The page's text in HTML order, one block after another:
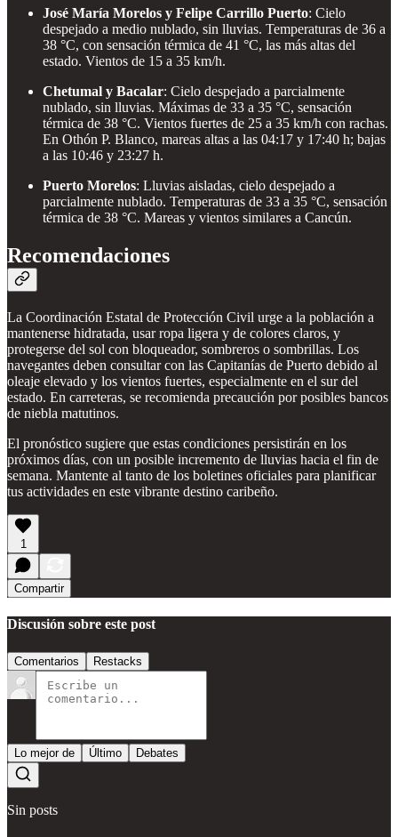
José María Morelos y Felipe Carrillo Puerto: Cielo
despejado a medio nublado, sin lluvias. Temperaturas de 36 a
38 °C, con sensación térmica de 41 °C, las más altas del
estado. Vientos de 15 a 35 km/h.
Chetumal y Bacalar: Cielo despejado a parcialmente
nublado, sin lluvias. Máximas de 33 a 35 °C, sensación
térmica de 38 °C. Vientos fuertes de 25 a 35 km/h con rachas.
En Othón P. Blanco, mareas altas a las 04:17 y 17:40 h; bajas
a las 10:46 y 23:27 h.
Puerto Morelos: Lluvias aisladas, cielo despejado a
parcialmente nublado. Temperaturas de 33 a 35 °C, sensación
térmica de 38 °C. Mareas y vientos similares a Cancún.
Recomendaciones
La Coordinación Estatal de Protección Civil urge a la población a
mantenerse hidratada, usar ropa ligera y de colores claros, y
protegerse del sol con bloqueador, sombreros o sombrillas. Los
navegantes deben consultar con las Capitanías de Puerto debido al
oleaje elevado y los vientos fuertes, especialmente en el sur del
estado. En carreteras, se recomienda precaución por posibles bancos
de niebla matutinos.
El pronóstico sugiere que estas condiciones persistirán en los
próximos días, con un posible incremento de lluvias hacia el fin de
semana. Mantente al tanto de los boletines oficiales para planificar
tus actividades en este vibrante destino caribeño.
1
Compartir
Discusión sobre este post
Comentarios Restacks
Lo mejor de Último Debates
Sin posts